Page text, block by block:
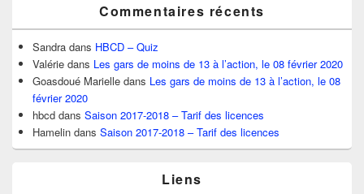
Commentaires récents
Sandra dans HBCD – Quiz
Valérie dans Les gars de moins de 13 à l’action, le 08 février 2020
Goasdoué Marielle dans Les gars de moins de 13 à l’action, le 08
février 2020
hbcd dans Saison 2017-2018 – Tarif des licences
Hamelin dans Saison 2017-2018 – Tarif des licences
Liens